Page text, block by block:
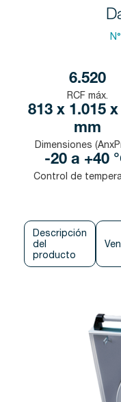
6.520
RCF máx.
813 x 1.015 x
mm
Dimensiones
-20 a +40
Control de
Descripción
del
producto